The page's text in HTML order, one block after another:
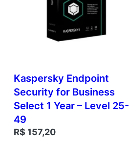
Kaspersky Endpoint
Security for Business
Select 1 Year – Level 25-
49
R$ 157,20